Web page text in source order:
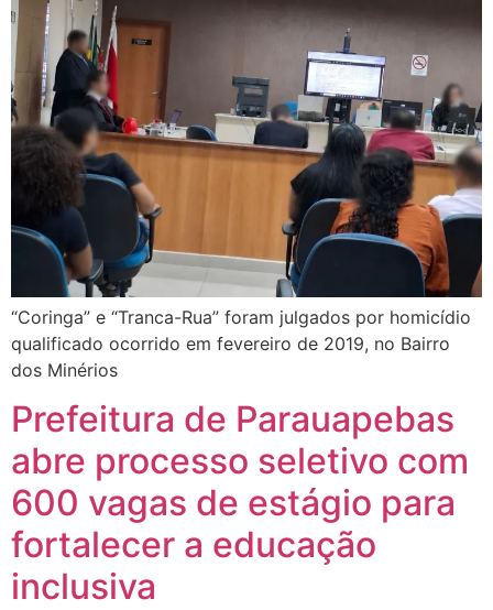
“Coringa” e “Tranca-Rua” foram julgados por homicídio
qualificado ocorrido em fevereiro de 2019, no Bairro
dos Minérios
Prefeitura de Parauapebas
abre processo seletivo com
600 vagas de estágio para
fortalecer a educação
inclusiva